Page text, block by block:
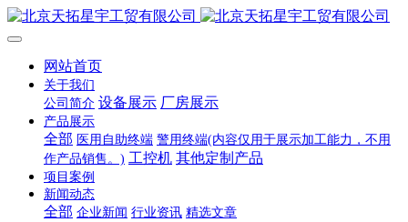
网站首页
关于我们
公司简介 设备展示 厂房展示
产品展示
全部 医用自助终端 警用终端(内容仅用于展示加工能力，不用
作产品销售。) 工控机 其他定制产品
项目案例
新闻动态
全部 企业新闻 行业资讯 精选文章